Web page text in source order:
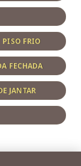
PISO FRIO
FECHADA
JANTAR